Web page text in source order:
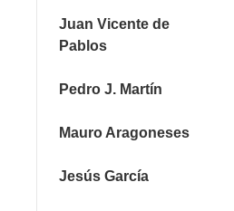
Juan Vicente de
Pablos
Pedro J. Martín
Mauro Aragoneses
Jesús García